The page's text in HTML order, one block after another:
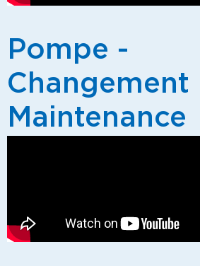
Pompe -
Changement
Maintenance